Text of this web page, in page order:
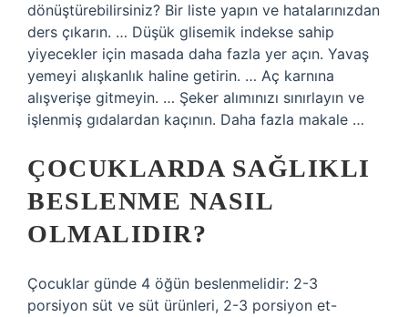
dönüştürebilirsiniz? Bir liste yapın ve hatalarınızdan
ders çıkarın. … Düşük glisemik indekse sahip
yiyecekler için masada daha fazla yer açın. Yavaş
yemeyi alışkanlık haline getirin. … Aç karnına
alışverişe gitmeyin. … Şeker alımınızı sınırlayın ve
işlenmiş gıdalardan kaçının. Daha fazla makale …
ÇOCUKLARDA SAĞLIKLI
BESLENME NASIL
OLMALIDIR?
Çocuklar günde 4 öğün beslenmelidir: 2-3
porsiyon süt ve süt ürünleri, 2-3 porsiyon et-